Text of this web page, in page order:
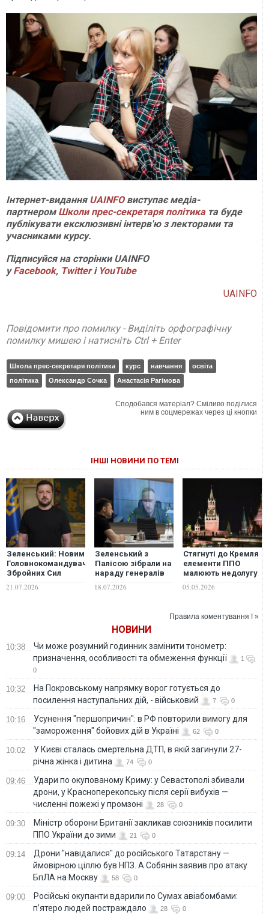
Інтернет-видання UAINFO виступає медіа-
партнером Школи прес-секретаря політиката буде
публікувати ексклюзивні інтерв'ю з лекторами та
учасниками курсу.
Підписуйся на сторінки UAINFO
уFacebook, Twitterі YouTube
UAINFO
Повідомити про помилку - Виділіть орфографічну
помилку мишею і натисніть Ctrl + Enter
Школа прес-секретаря політика курс навчання
освіта
політика
Олександр Сочка Анастасія Рагімова
Сподобався матеріал? Сміливо поділися
ним в соцмережах через ці кнопки
ІНШІ НОВИНИ ПО ТЕМІ
Зеленський: Новим
Головнокомандувачем
Збройних Сил
України стане
Михайло Драпатий
21.07.2026
Зеленський з
Палісою зібрали на
нараду генералів
без пильного ока
Сирського
18.07.2026
Стягнуті до Кремля
елементи ППО
малюють недолугу
позу переляканого
страуса: писок у
дупою, - Мадяр
05.05.2026
Правила коментування ! »
НОВИНИ
10:38
Чи може розумний годинник замінити тонометр:
призначення, особливості та обмеження функції
1
0
10:32
На Покровському напрямку ворог готується до
посилення наступальних дій, - військовий
7 0
10:16
Усунення "першопричин": в РФ повторили вимогу для
"замороження" бойових дій в Україні
62 0
10:02
У Києві сталась смертельна ДТП, в якій загинули 27-
річна жінка і дитина
74 0
09:46
Удари по окупованому Криму: у Севастополі збивали
дрони, у Красноперекопську після серії вибухів —
численні пожежі у промзоні
28 0
09:30
Міністр оборони Британії закликав союзників посилити
ППО України до зими
21 0
09:14
Дрони "навідалися" до російського Татарстану —
ймовірною ціллю був НПЗ. А Собянін заявив про атаку
БпЛА на Москву
58 0
09:00
Російські окупанти вдарили по Сумах авіабомбами:
п’ятеро людей постраждало
28 0